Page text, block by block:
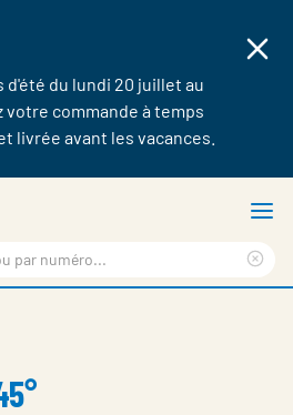
d'été du lundi 20 juillet au
votre commande à temps
livrée avant les vacances.